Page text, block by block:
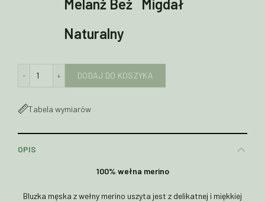
Melanż Beż Migdał
Naturalny
DODAJ DO KOSZYKA
Tabela wymiarów
OPIS
100% wełna merino
Bluzka męska z wełny merino uszyta jest z delikatnej i miękkiej